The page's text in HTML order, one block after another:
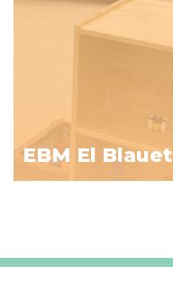
EBM El Blauet